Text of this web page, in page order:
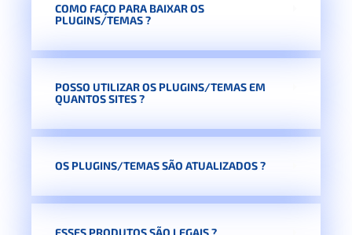
COMO FAÇO PARA BAIXAR OS
PLUGINS/TEMAS ?
POSSO UTILIZAR OS PLUGINS/TEMAS EM
QUANTOS SITES ?
OS PLUGINS/TEMAS SÃO ATUALIZADOS ?
ESSES PRODUTOS SÃO LEGAIS ?